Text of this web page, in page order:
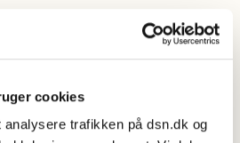
cookies
trafikken på dsn.dk og
som gør at man kan se et stykke
croptop